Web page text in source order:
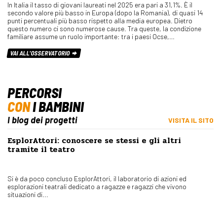
In Italia il tasso di giovani laureati nel 2025 era pari a 31,1%. È il
secondo valore più basso in Europa (dopo la Romania), di quasi 14
punti percentuali più basso rispetto alla media europea. Dietro
questo numero ci sono numerose cause. Tra queste, la condizione
familiare assume un ruolo importante: tra i paesi Ocse,…
VAI ALL'OSSERVATORIO
PERCORSI
CONI BAMBINI
I blog dei progetti VISITA IL SITO
EsplorAttori: conoscere se stessi e gli altri
tramite il teatro
Si è da poco concluso EsplorAttori, il laboratorio di azioni ed
esplorazioni teatrali dedicato a ragazze e ragazzi che vivono
situazioni di...